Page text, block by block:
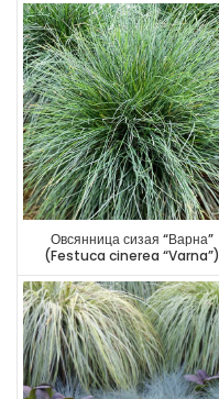
Овсянница сизая “Варна”
(Festuca cinerea “Varna”)